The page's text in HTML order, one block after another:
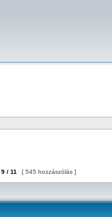
9 / 11 [ 545 hozzászólás ]